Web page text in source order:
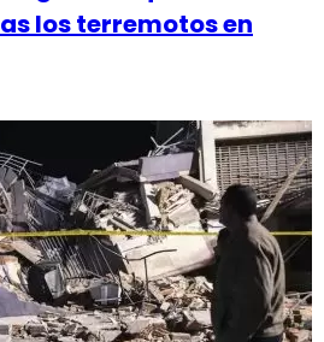
los terremotos en